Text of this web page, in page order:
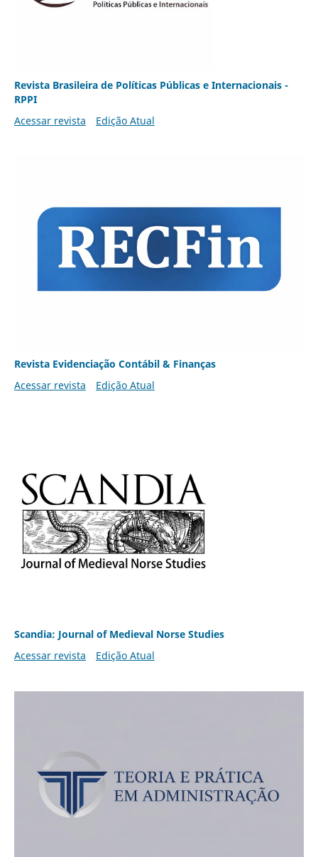
Revista Brasileira de Políticas Públicas e Internacionais -
RPPI
Acessar revista
Edição Atual
Revista Evidenciação Contábil & Finanças
Acessar revista
Edição Atual
Scandia: Journal of Medieval Norse Studies
Acessar revista
Edição Atual